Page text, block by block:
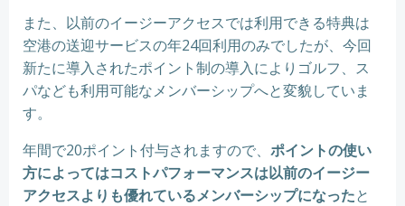
また、以前のイージーアクセスでは利用できる特典は
空港の送迎サービスの年24回利用のみでしたが、今回
新たに導入されたポイント制の導入によりゴルフ、ス
パなども利用可能なメンバーシップへと変貌していま
す。
年間で20ポイント付与されますので、 ポイントの使い
方によってはコストパフォーマンスは以前のイージー
アクセスよりも優れているメンバーシップになったと